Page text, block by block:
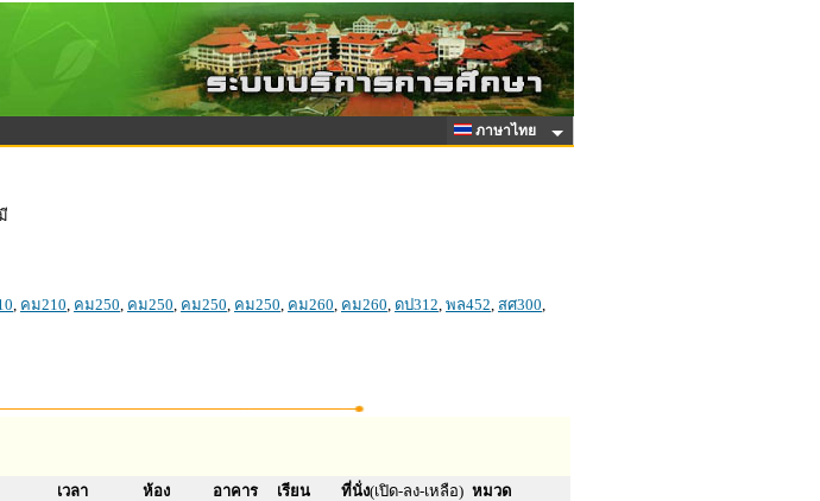
ภาษาไทย
, คม210, คม250, คม250, คม250, คม250, คม260, คม260, ดป312, พล452, สศ300,
เวลา ห้อง อาคาร เรียน ที่นั่ง(เปิด-ลง-เหลือ) หมวด